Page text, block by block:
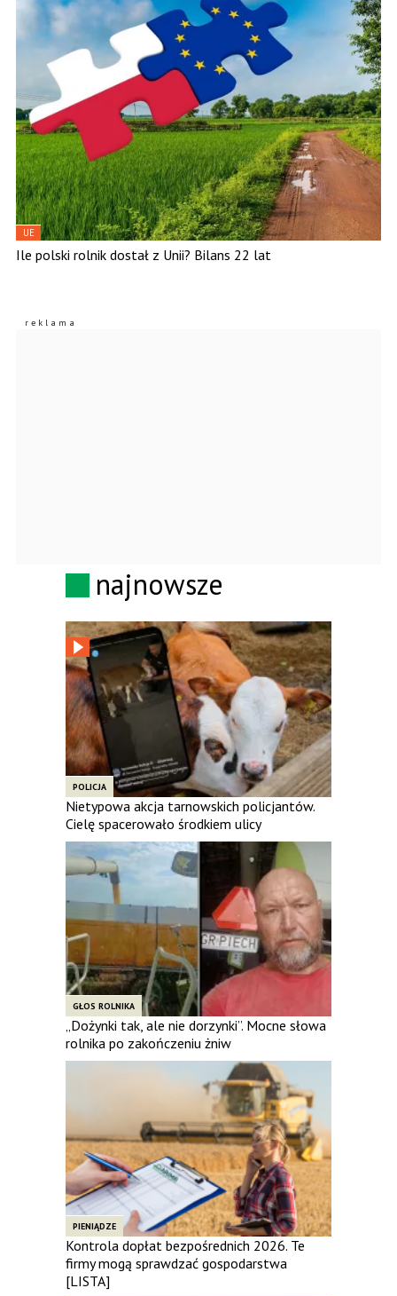
UE
Ile polski rolnik dostał z Unii? Bilans 22 lat
najnowsze
POLICJA
Nietypowa akcja tarnowskich policjantów.
Cielę spacerowało środkiem ulicy
GŁOS ROLNIKA
„Dożynki tak, ale nie dorzynki”. Mocne słowa
rolnika po zakończeniu żniw
PIENIĄDZE
Kontrola dopłat bezpośrednich 2026. Te
firmy mogą sprawdzać gospodarstwa
[LISTA]